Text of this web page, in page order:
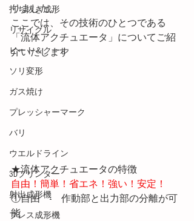
打ち抜き成形
リサイクル
ヒート＆クール
ソリ変形
ガス焼け
プレッシャーマーク
バリ
ウエルドライン
3Dプリンター
射出成形機
プレス成形機
りました。
ここでは、その技術のひとつである
「流体アクチュエータ」についてご紹
介いたします
★流体アクチュエータの特徴
自由！簡単！省エネ！強い！安定！
①自由　-　作動部と出力部の分離が可
能